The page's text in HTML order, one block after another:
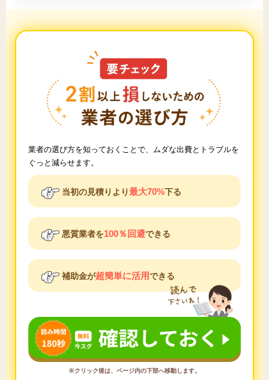
業者の選び方を知っておくことで、ムダな出費とトラブルを
ぐっと減らせます。
当初の見積りより最大70%下る
悪質業者を100％回避できる
補助金が超簡単に活用できる
※クリック後は、ページ内の下部へ移動します。